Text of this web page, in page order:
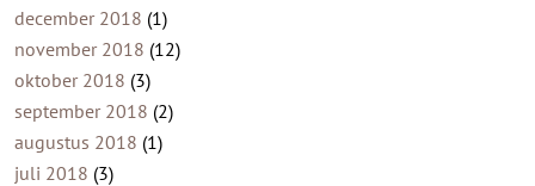
december 2018 (1)
november 2018 (12)
oktober 2018 (3)
september 2018 (2)
augustus 2018 (1)
juli 2018 (3)